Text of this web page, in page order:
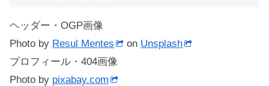
ヘッダー・OGP画像
Photo by Resul Mentes on Unsplash
プロフィール・404画像
Photo by pixabay.com